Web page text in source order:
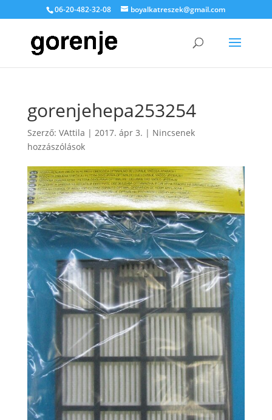
06-20-482-32-08 boyalkatreszek@gmail.com
gorenjehepa253254
Szerző: VAttila | 2017. ápr 3. | Nincsenek
hozzászólások